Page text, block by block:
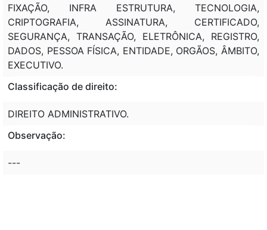
FIXAÇÃO, INFRA ESTRUTURA, TECNOLOGIA,
CRIPTOGRAFIA, ASSINATURA, CERTIFICADO,
SEGURANÇA, TRANSAÇÃO, ELETRÔNICA, REGISTRO,
DADOS, PESSOA FÍSICA, ENTIDADE, ORGÃOS, ÂMBITO,
EXECUTIVO.
Classificação de direito:
DIREITO ADMINISTRATIVO.
Observação:
---